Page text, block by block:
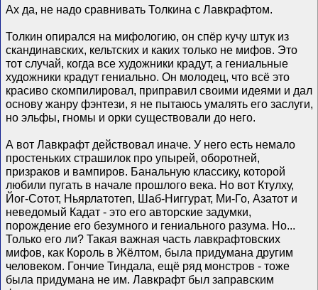
Ах да, не надо сравнивать Толкина с Лавкрафтом.
Толкин опирался на мифологию, он спëр кучу штук из
скандинавских, кельтских и каких только не мифов. Это
тот случай, когда все художники крадут, а гениальные
художники крадут гениально. Он молодец, что всё это
красиво скомпилировал, приправил своими идеями и дал
основу жанру фэнтези, я не пытаюсь умалять его заслуги,
но эльфы, гномы и орки существовали до него.
А вот Лавкрафт действовал иначе. У него есть немало
простеньких страшилок про упырей, оборотней,
призраков и вампиров. Банальную классику, которой
любили пугать в начале прошлого века. Но вот Ктулху,
Йог-Сотот, Ньярлатотеп, Шаб-Ниггурат, Ми-Го, Азатот и
неведомый Кадат - это его авторские задумки,
порождение его безумного и гениального разума. Но...
Только его ли? Такая важная часть лавкрафтовских
мифов, как Король в Жëлтом, была придумана другим
человеком. Гончие Тиндала, ещё ряд монстров - тоже
была придумана не им. Лавкрафт был заправским